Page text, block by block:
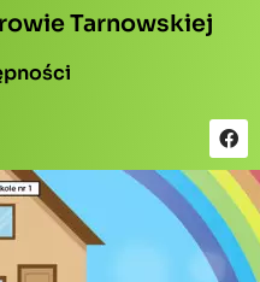
Tarnowskiej